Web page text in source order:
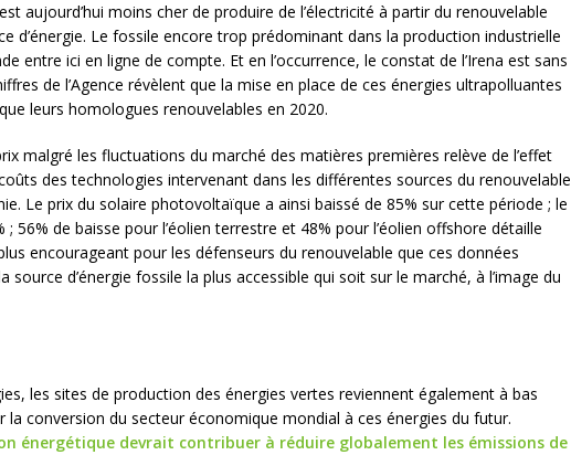
aujourd’hui moins cher de produire de l’électricité à partir du renouvelable
d’énergie. Le fossile encore trop prédominant dans la production industrielle
entre ici en ligne de compte. Et en l’occurrence, le constat de l’Irena est sans
de l’Agence révèlent que la mise en place de ces énergies ultrapolluantes
leurs homologues renouvelables en 2020.
malgré les fluctuations du marché des matières premières relève de l’effet
des technologies intervenant dans les différentes sources du renouvelable
Le prix du solaire photovoltaïque a ainsi baissé de 85% sur cette période ; le
56% de baisse pour l’éolien terrestre et 48% pour l’éolien offshore détaille
encourageant pour les défenseurs du renouvelable que ces données
source d’énergie fossile la plus accessible qui soit sur le marché, à l’image du
les sites de production des énergies vertes reviennent également à bas
la conversion du secteur économique mondial à ces énergies du futur.
énergétique devrait contribuer à réduire globalement les émissions de